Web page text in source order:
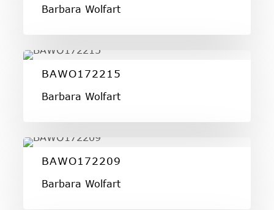
Barbara Wolfart
BAWO172215
BAWO172215
Barbara Wolfart
BAWO172209
BAWO172209
Barbara Wolfart